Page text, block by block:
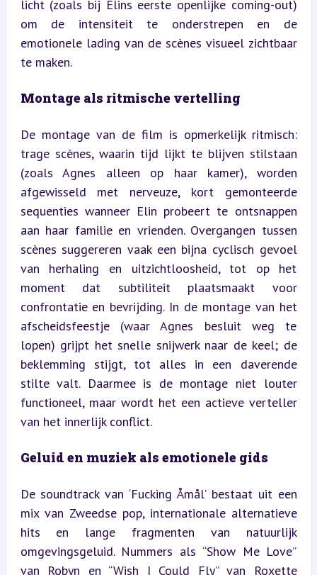
licht (zoals bij Elins eerste openlijke coming-out)
om de intensiteit te onderstrepen en de
emotionele lading van de scènes visueel zichtbaar
te maken.
Montage als ritmische vertelling
De montage van de film is opmerkelijk ritmisch:
trage scènes, waarin tijd lijkt te blijven stilstaan
(zoals Agnes alleen op haar kamer), worden
afgewisseld met nerveuze, kort gemonteerde
sequenties wanneer Elin probeert te ontsnappen
aan haar familie en vrienden. Overgangen tussen
scènes suggereren vaak een bijna cyclisch gevoel
van herhaling en uitzichtloosheid, tot op het
moment dat subtiliteit plaatsmaakt voor
confrontatie en bevrijding. In de montage van het
afscheidsfeestje (waar Agnes besluit weg te
lopen) grijpt het snelle snijwerk naar de keel; de
beklemming stijgt, tot alles in een daverende
stilte valt. Daarmee is de montage niet louter
functioneel, maar wordt het een actieve verteller
van het innerlijk conflict.
Geluid en muziek als emotionele gids
De soundtrack van ‘Fucking Åmål’ bestaat uit een
mix van Zweedse pop, internationale alternatieve
hits en lange fragmenten van natuurlijk
omgevingsgeluid. Nummers als “Show Me Love”
van Robyn en “Wish I Could Fly” van Roxette